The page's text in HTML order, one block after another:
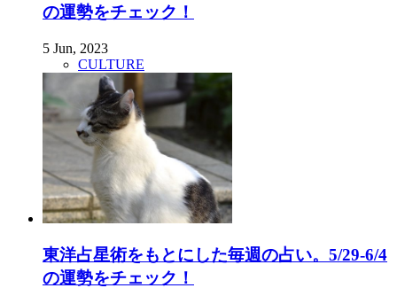
の運勢をチェック！
5 Jun, 2023
CULTURE
東洋占星術をもとにした毎週の占い。5/29-6/4
の運勢をチェック！